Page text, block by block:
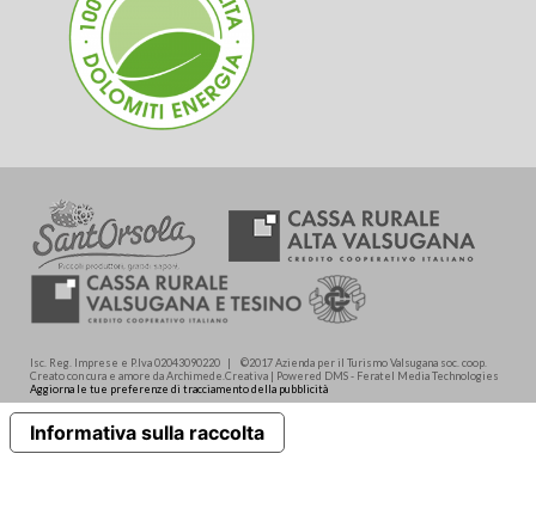
Isc. Reg. Imprese e P.Iva 02043090220 | ©2017 Azienda per il Turismo Valsugana soc. coop.
Creato con cura e amore da Archimede.Creativa | Powered DMS - Feratel Media Technologies
Aggiorna le tue preferenze di tracciamento della pubblicità
Informativa sulla raccolta